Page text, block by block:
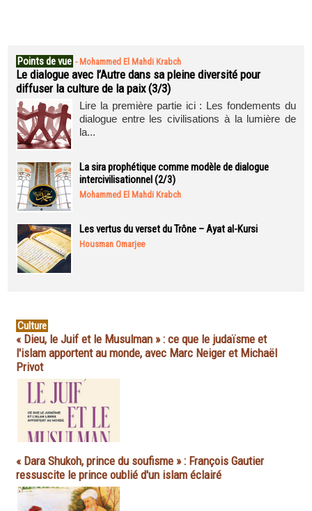
Points de vue - Mohammed El Mahdi Krabch
Le dialogue avec l’Autre dans sa pleine diversité pour
diffuser la culture de la paix (3/3)
Lire la première partie ici : Les fondements du
dialogue entre les civilisations à la lumière de
la...
La sira prophétique comme modèle de dialogue
intercivilisationnel (2/3)
Mohammed El Mahdi Krabch
Les vertus du verset du Trône – Ayat al-Kursi
Housman Omarjee
Culture
« Dieu, le Juif et le Musulman » : ce que le judaïsme et
l'islam apportent au monde, avec Marc Neiger et Michaël
Privot
« Dara Shukoh, prince du soufisme » : François Gautier
ressuscite le prince oublié d'un islam éclairé